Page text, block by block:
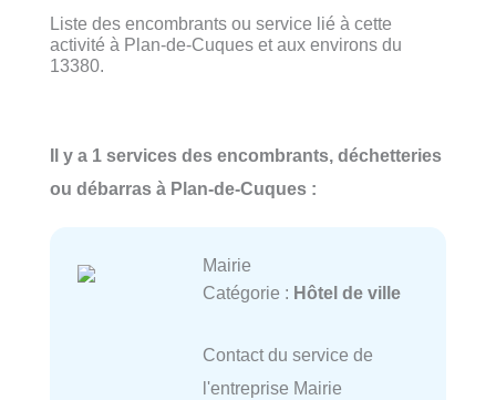
Liste des encombrants ou service lié à cette
activité à Plan-de-Cuques et aux environs du
13380.
Il y a 1 services des encombrants, déchetteries
ou débarras à Plan-de-Cuques :
Mairie
Catégorie : Hôtel de ville
Contact du service de
l'entreprise Mairie